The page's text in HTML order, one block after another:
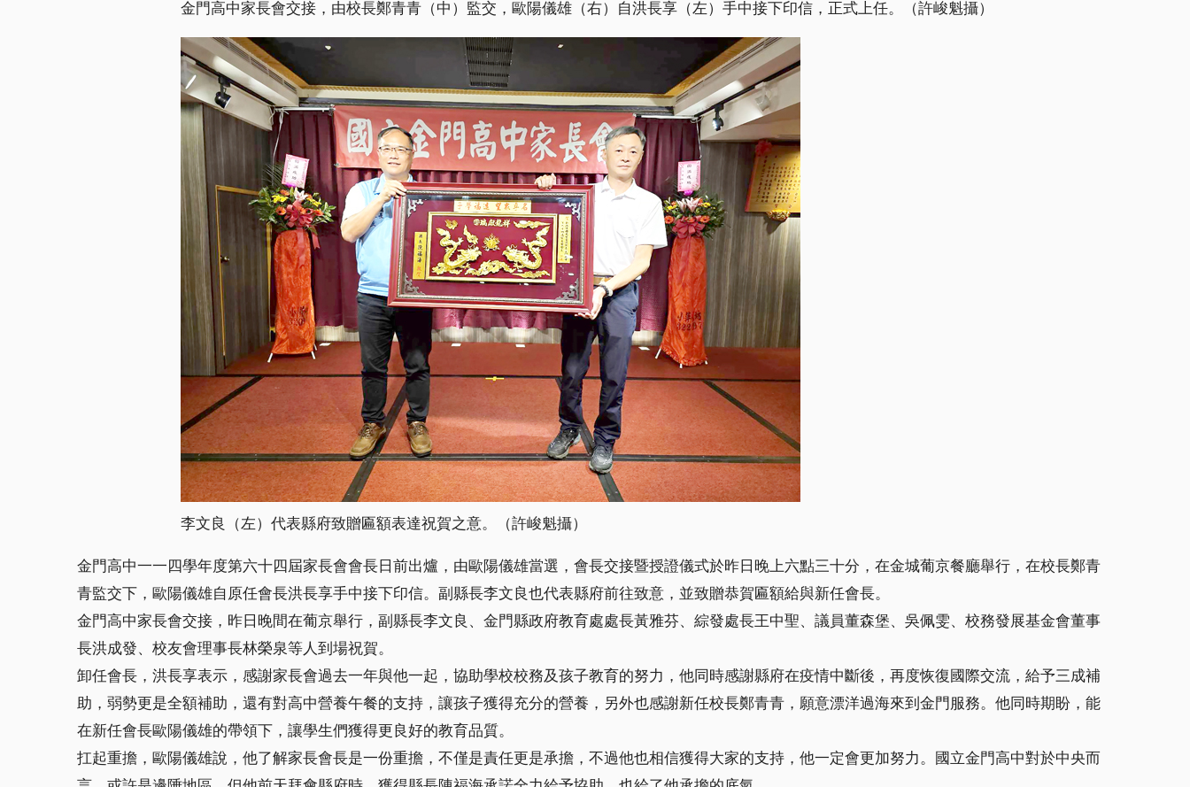
金門高中家長會交接，由校長鄭青青（中）監交，歐陽儀雄（右）自洪長享（左）手中接下印信，正式上任。（許峻魁攝）
李文良（左）代表縣府致贈匾額表達祝賀之意。（許峻魁攝）
金門高中一一四學年度第六十四屆家長會會長日前出爐，由歐陽儀雄當選，會長交接暨授證儀式於昨日晚上六點三十分，在金城葡京餐廳舉行，在校長鄭青
青監交下，歐陽儀雄自原任會長洪長享手中接下印信。副縣長李文良也代表縣府前往致意，並致贈恭賀匾額給與新任會長。
金門高中家長會交接，昨日晚間在葡京舉行，副縣長李文良、金門縣政府教育處處長黃雅芬、綜發處長王中聖、議員董森堡、吳佩雯、校務發展基金會董事
長洪成發、校友會理事長林榮泉等人到場祝賀。
卸任會長，洪長享表示，感謝家長會過去一年與他一起，協助學校校務及孩子教育的努力，他同時感謝縣府在疫情中斷後，再度恢復國際交流，給予三成補
助，弱勢更是全額補助，還有對高中營養午餐的支持，讓孩子獲得充分的營養，另外也感謝新任校長鄭青青，願意漂洋過海來到金門服務。他同時期盼，能
在新任會長歐陽儀雄的帶領下，讓學生們獲得更良好的教育品質。
扛起重擔，歐陽儀雄說，他了解家長會長是一份重擔，不僅是責任更是承擔，不過他也相信獲得大家的支持，他一定會更加努力。國立金門高中對於中央而